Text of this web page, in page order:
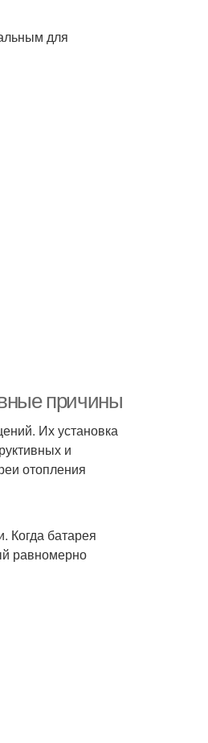
для
причины
Их установка
и
отопления
Когда батарея
равномерно